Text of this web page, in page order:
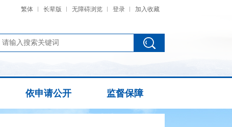
繁体 长辈版 无障碍浏览 登录 加入收藏
依申请公开 监督保障